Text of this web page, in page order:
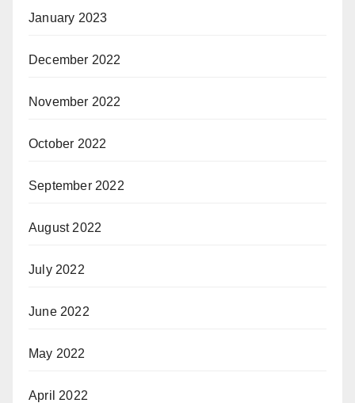
January 2023
December 2022
November 2022
October 2022
September 2022
August 2022
July 2022
June 2022
May 2022
April 2022